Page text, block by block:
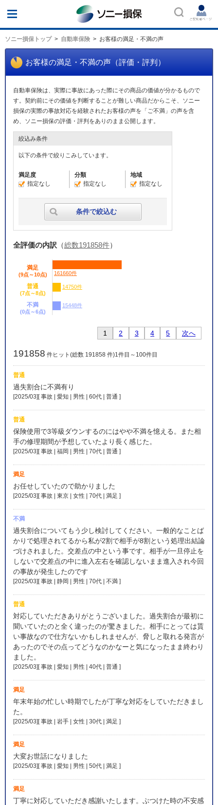
ソニー損保
ソニー損保トップ 自動車保険 お客様の満足・不満の声
お客様の満足・不満の声（評価・評判）
自動車保険は、実際に事故にあった際にその商品の価値が分かるもので
す。契約前にその価値を判断することが難しい商品だからこそ、ソニー
損保の実際の事故対応を経験されたお客様の声を「ご不満」の声を含
め、ソニー損保の評価・評判をありのまま公開します。
絞込み条件
以下の条件で絞りこみしています。
満足度
指定なし
分類
指定なし
地域
指定なし
条件で絞込む
全評価の内訳 （総数191858件）
満足
(9点～10点) 161660件
普通
(7点～8点)
14750件
不満
(0点～6点)
15448件
1 2 3 4 5 次へ
191858 件ヒット(総数 191858 件)1件目～100件目
普通
過失割合に不満有り
[2025/03][ 事故 | 愛知 | 男性 | 60代 | 普通 ]
普通
保険使用で3等級ダウンするのにはやや不満を憶える。また相
手の修理期間が予想していたより長く感じた。
[2025/03][ 事故 | 福岡 | 男性 | 70代 | 普通 ]
満足
お任せしていたので助かりました
[2025/03][ 事故 | 東京 | 女性 | 70代 | 満足 ]
不満
過失割合についてもう少し検討してください。一般的なことば
かりで処理されてるから私が2割で相手が8割という処理出結論
づけされました。交差点の中という事です。相手が一旦停止を
しないで交差点の中に進入左右を確認しないまま進入され今回
の事故が発生したのです
[2025/03][ 事故 | 静岡 | 男性 | 70代 | 不満 ]
普通
対応していただきありがとうございました。過失割合が最初に
聞いていたのと全く違ったのが驚きました。相手にとっては貰
い事故なので仕方ないかもしれませんが、脅しと取れる発言が
あったのでその点ってどうなのかなーと気になったまま終わり
ました。
[2025/03][ 事故 | 愛知 | 男性 | 40代 | 普通 ]
満足
年末年始の忙しい時期でしたが丁寧な対応をしていただきまし
た。
[2025/03][ 事故 | 岩手 | 女性 | 30代 | 満足 ]
満足
大変お世話になりました
[2025/03][ 事故 | 愛知 | 男性 | 50代 | 満足 ]
満足
丁寧に対応していただき感謝いたします。ぶつけた時の不安感